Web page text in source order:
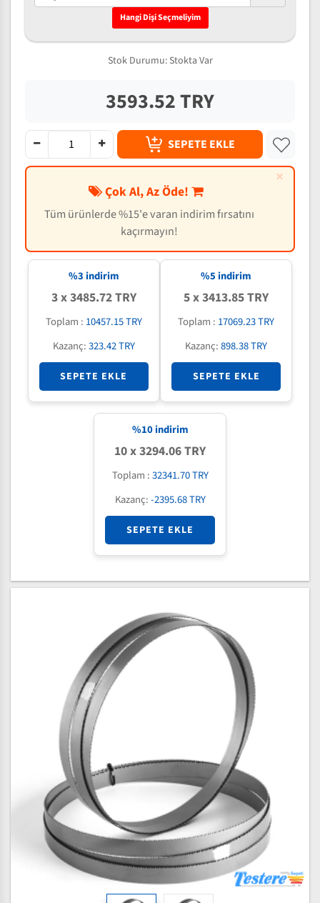
Hangi Dişi Seçmeliyim
Stok Durumu: Stokta Var
3593.52 TRY
SEPETE EKLE
×
Çok Al, Az Öde!
Tüm ürünlerde %15'e varan indirim fırsatını
kaçırmayın!
%3 indirim
3 x 3485.72 TRY
Toplam : 10457.15 TRY
Kazanç:323.42 TRY
SEPETE EKLE
%5 indirim
5 x 3413.85 TRY
Toplam : 17069.23 TRY
Kazanç:898.38 TRY
SEPETE EKLE
%10indirim
10 x 3294.06 TRY
Toplam :32341.70 TRY
Kazanç:-2395.68 TRY
SEPETE EKLE